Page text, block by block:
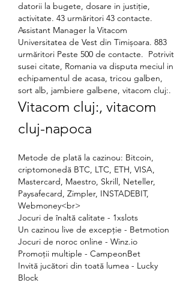
datorii la bugete, dosare in justiţie,
activitate. 43 urmăritori 43 contacte.
Assistant Manager la Vitacom
Universitatea de Vest din Timișoara. 883
urmăritori Peste 500 de contacte.  Potrivit
susei citate, Romania va disputa meciul in
echipamentul de acasa, tricou galben,
sort alb, jambiere galbene, vitacom cluj:.
Vitacom cluj:, vitacom
cluj-napoca
Metode de plată la cazinou: Bitcoin,
criptomonedă BTC, LTC, ETH, VISA,
Mastercard, Maestro, Skrill, Neteller,
Paysafecard, Zimpler, INSTADEBIT,
Webmoney<br>
Jocuri de înaltă calitate - 1xslots
Un cazinou live de excepție - Betmotion
Jocuri de noroc online - Winz.io
Promoții multiple - CampeonBet
Invită jucători din toată lumea - Lucky
Block